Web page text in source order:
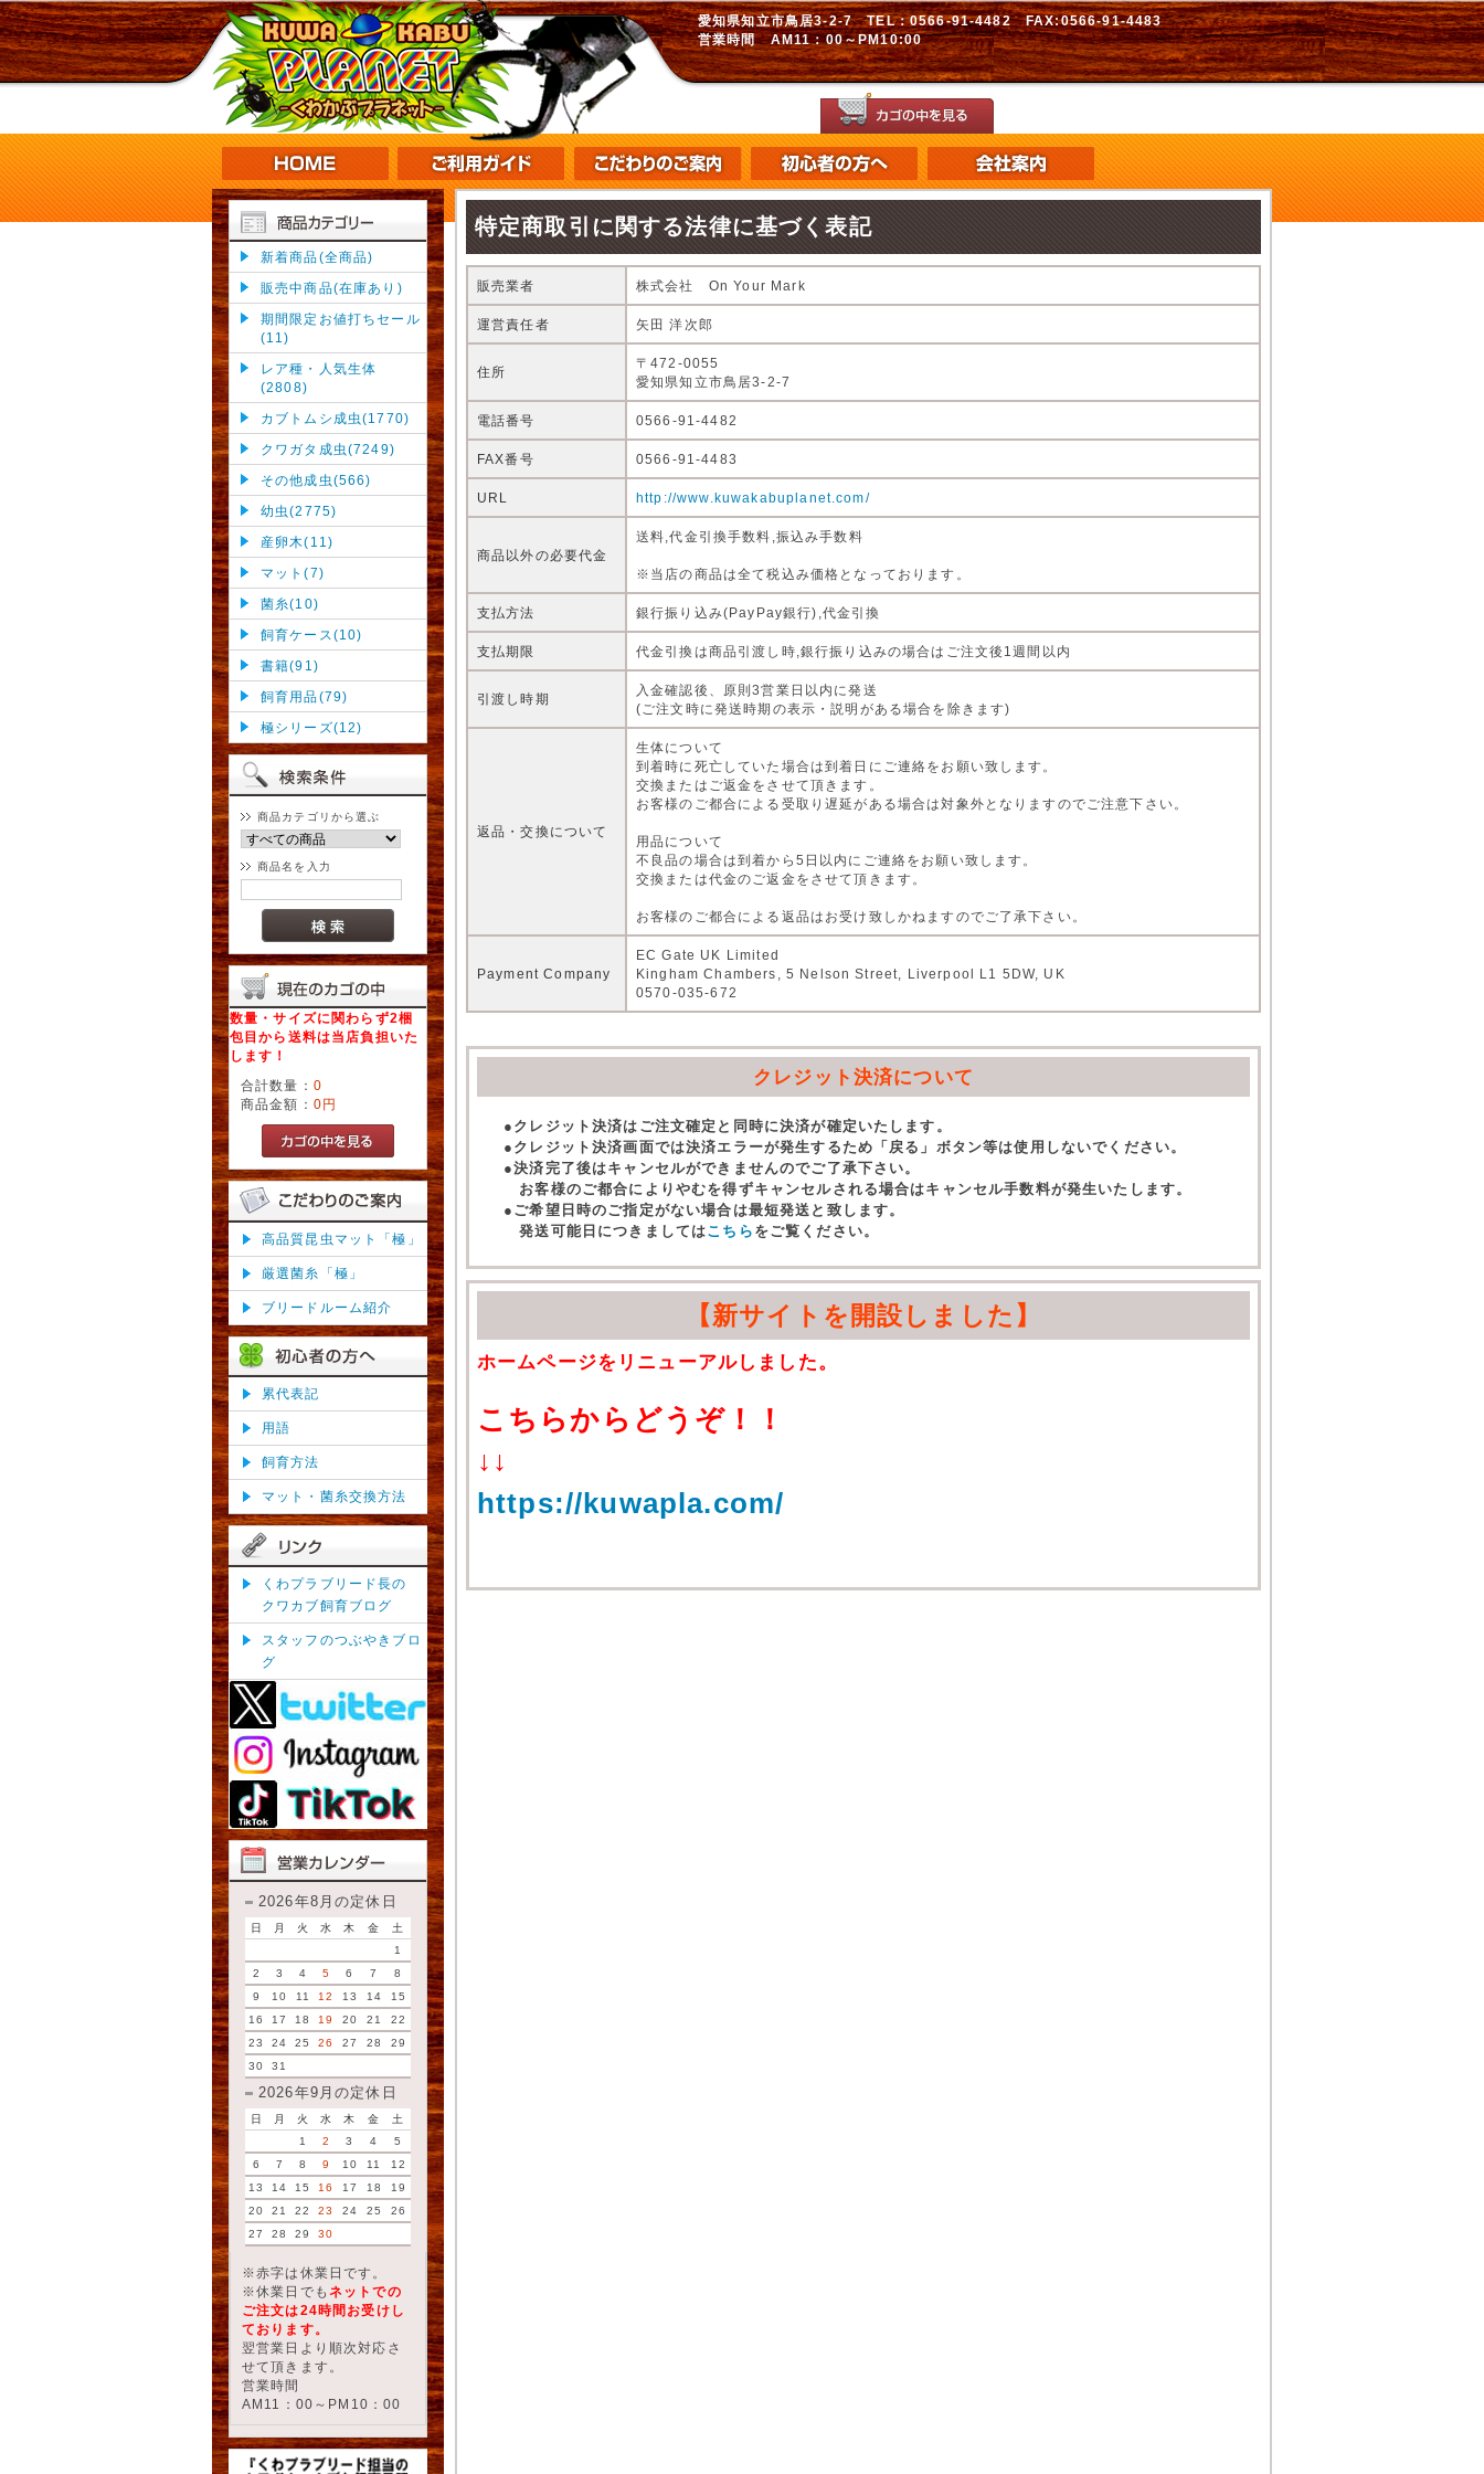
愛知県知立市鳥居3-2-7 TEL：0566-91-4482 FAX:0566-91-4483
営業時間 AM11：00～PM10:00
新着商品(全商品)
販売中商品(在庫あり)
期間限定お値打ちセール
(11)
レア種・人気生体
(2808)
カブトムシ成虫(1770)
クワガタ成虫(7249)
その他成虫(566)
幼虫(2775)
産卵木(11)
マット(7)
菌糸(10)
飼育ケース(10)
書籍(91)
飼育用品(79)
極シリーズ(12)
商品カテゴリから選ぶ
商品名を入力
数量・サイズに関わらず2梱
包目から送料は当店負担いた
します！
合計数量： 0
商品金額： 0円
高品質昆虫マット「極」
厳選菌糸「極」
ブリードルーム紹介
累代表記
用語
飼育方法
マット・菌糸交換方法
くわプラブリード長の
クワカブ飼育ブログ
スタッフのつぶやきブロ
グ
2026年8月の定休日
日 月 火 水 木 金
土
1
2
3 4 5 6 7
8
9
10 11 12 13 14
15
16
17 18 19 20 21
22
23
24 25 26 27 28
29
30
31
2026年9月の定休日
日 月 火 水 木 金
土
1
2 3 4
5
6
7 8 9 10 11
12
13
14 15 16 17 18
19
20
21 22 23 24 25
26
27
28 29 30
※赤字は休業日です。
※休業日でも ネットでの
ご注文は24時間お受けし
ております。
翌営業日より順次対応さ
せて頂きます。
営業時間
AM11：00～PM10：00
特定商取引に関する法律に基づく表記
販売業者 株式会社 On Your Mark
運営責任者 矢田 洋次郎
住所
〒472-0055
愛知県知立市鳥居3-2-7
電話番号 0566-91-4482
FAX番号 0566-91-4483
URL http://www.kuwakabuplanet.com/
商品以外の必要代金
送料,代金引換手数料,振込み手数料
※当店の商品は全て税込み価格となっております。
支払方法 銀行振り込み(PayPay銀行),代金引換
支払期限 代金引換は商品引渡し時,銀行振り込みの場合はご注文後1週間以内
引渡し時期
入金確認後、原則3営業日以内に発送
(ご注文時に発送時期の表示・説明がある場合を除きます)
返品・交換について
生体について
到着時に死亡していた場合は到着日にご連絡をお願い致します。
交換またはご返金をさせて頂きます。
お客様のご都合による受取り遅延がある場合は対象外となりますのでご注意下さい。
用品について
不良品の場合は到着から5日以内にご連絡をお願い致します。
交換または代金のご返金をさせて頂きます。
お客様のご都合による返品はお受け致しかねますのでご了承下さい。
Payment Company
EC Gate UK Limited
Kingham Chambers, 5 Nelson Street, Liverpool L1 5DW, UK
0570-035-672
クレジット決済について
●クレジット決済はご注文確定と同時に決済が確定いたします。
●クレジット決済画面では決済エラーが発生するため「戻る」ボタン等は使用しないでください。
●決済完了後はキャンセルができませんのでご了承下さい。
お客様のご都合によりやむを得ずキャンセルされる場合はキャンセル手数料が発生いたします。
●ご希望日時のご指定がない場合は最短発送と致します。
発送可能日につきましてはこちら をご覧ください。
【新サイトを開設しました】
ホームページをリニューアルしました。
こちらからどうぞ！！
↓↓
https://kuwapla.com/